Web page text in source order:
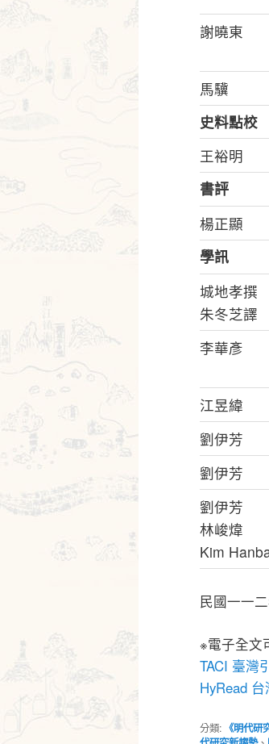
謝曉東
馬驥
史料點校
王裕明
書評
楊正顯
學訊
城地孝撰
朱冬芝譯
李華彥
江昱緯
劉伊芳
劉伊芳
劉伊芳
林峻煒
Kim
民國一一
※電子全文
TACI 臺灣
HyRead
分類: 《明代研